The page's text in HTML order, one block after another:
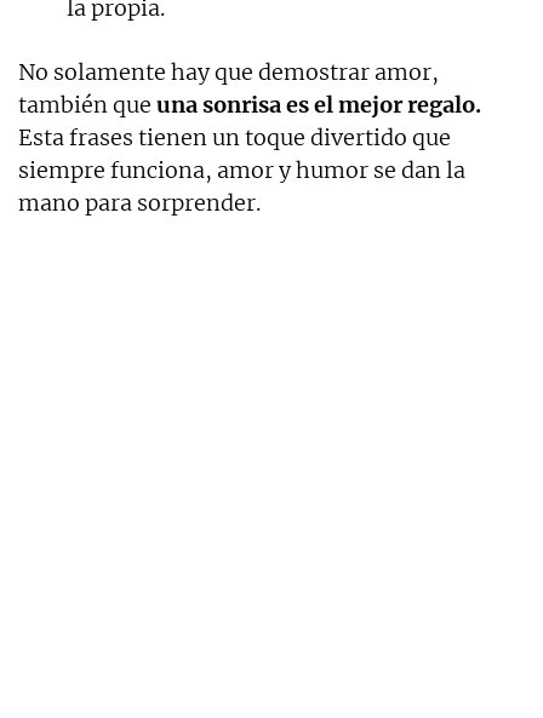
la propia.
No solamente hay que demostrar amor,
también que una sonrisa es el mejor regalo.
Esta frases tienen un toque divertido que
siempre funciona, amor y humor se dan la
mano para sorprender.